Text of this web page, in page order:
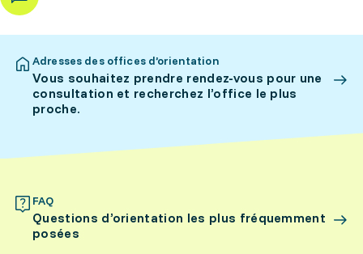
Adresses des offices d’orientation
Vous souhaitez prendre rendez-vous pour une
consultation et recherchez l’office le plus
proche.
FAQ
Questions d’orientation les plus fréquemment
posées